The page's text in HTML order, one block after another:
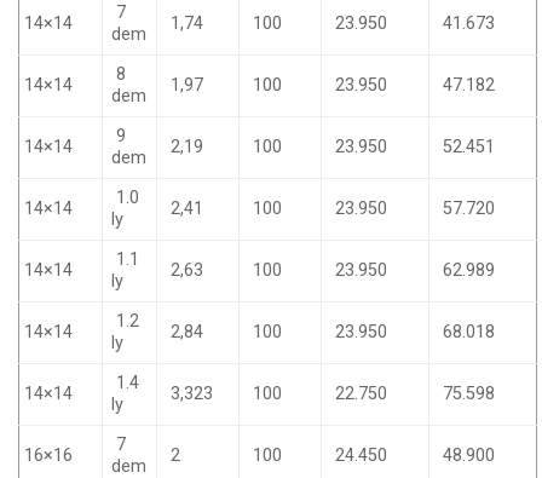
14×14
7
dem
1,74 100 23.950 41.673
14×14
8
dem
1,97 100 23.950 47.182
14×14
9
dem
2,19 100 23.950 52.451
14×14
1.0
ly
2,41 100 23.950 57.720
14×14
1.1
ly
2,63 100 23.950 62.989
14×14
1.2
ly
2,84 100 23.950 68.018
14×14
1.4
ly
3,323 100 22.750 75.598
16×16
7
dem
2 100 24.450 48.900